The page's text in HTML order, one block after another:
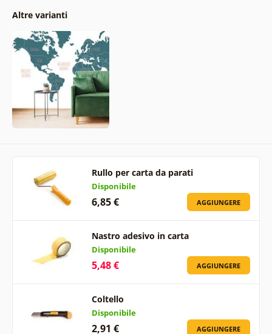
Altre varianti
Rullo per carta da parati
Disponibile
6,85 € AGGIUNGERE
Nastro adesivo in carta
Disponibile
5,48 € AGGIUNGERE
Coltello
Disponibile
2,91 € AGGIUNGERE